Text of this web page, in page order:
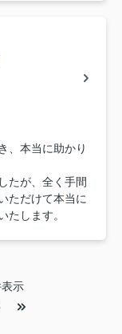
、本当に助かり
たが、全く手間
ただけて本当に
たします。
示